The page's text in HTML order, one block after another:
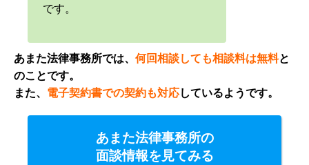
です。
あまた法律事務所では、 何回相談しても相談料は無料と
のことです。
また、 電子契約書での契約も対応しているようです。
あまた法律事務所の
面談情報を見てみる